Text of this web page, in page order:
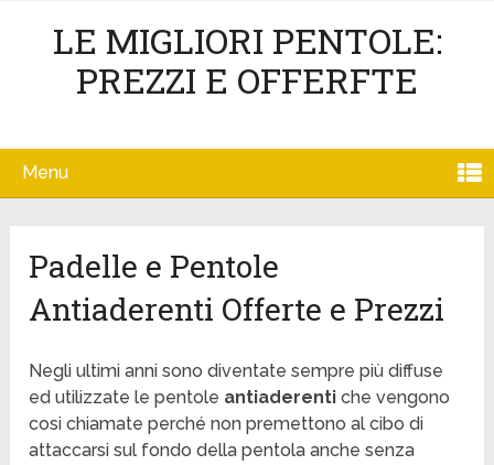
LE MIGLIORI PENTOLE:
PREZZI E OFFERFTE
Menu
Padelle e Pentole
Antiaderenti Offerte e Prezzi
Negli ultimi anni sono diventate sempre più diffuse
ed utilizzate le pentole antiaderenti che vengono
cosi chiamate perché non premettono al cibo di
attaccarsi sul fondo della pentola anche senza